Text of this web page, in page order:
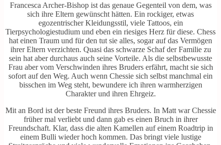
Francesca Archer-Bishop ist das genaue Gegenteil von dem, was
sich ihre Eltern gewünscht hätten. Ein rockiger, etwas
egozentrischer Kleidungsstil, viele Tattoos, ein
Tierpsychologiestudium und eben ein riesiges Herz für diese. Chess
hat einen Traum und für den tut sie alles, sogar auf das Vermögen
ihrer Eltern verzichten. Quasi das schwarze Schaf der Familie zu
sein hat aber durchaus auch seine Vorteile. Als die selbstbewusste
Frau aber vom Verschwinden ihres Bruders erfährt, macht sie sich
sofort auf den Weg. Auch wenn Chessie sich selbst manchmal ein
bisschen im Weg steht, bewundere ich ihren warmherzigen
Charakter und ihren Ehrgeiz.
Mit an Bord ist der beste Freund ihres Bruders. In Matt war Chessie
früher mal verliebt und dann gab es einen Bruch in ihrer
Freundschaft. Klar, dass die alten Kamellen auf einem Roadtrip in
einem Bulli wieder hoch kommen. Das bringt viele lustige